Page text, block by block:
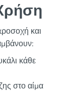
και
κάθε
στο αίμα